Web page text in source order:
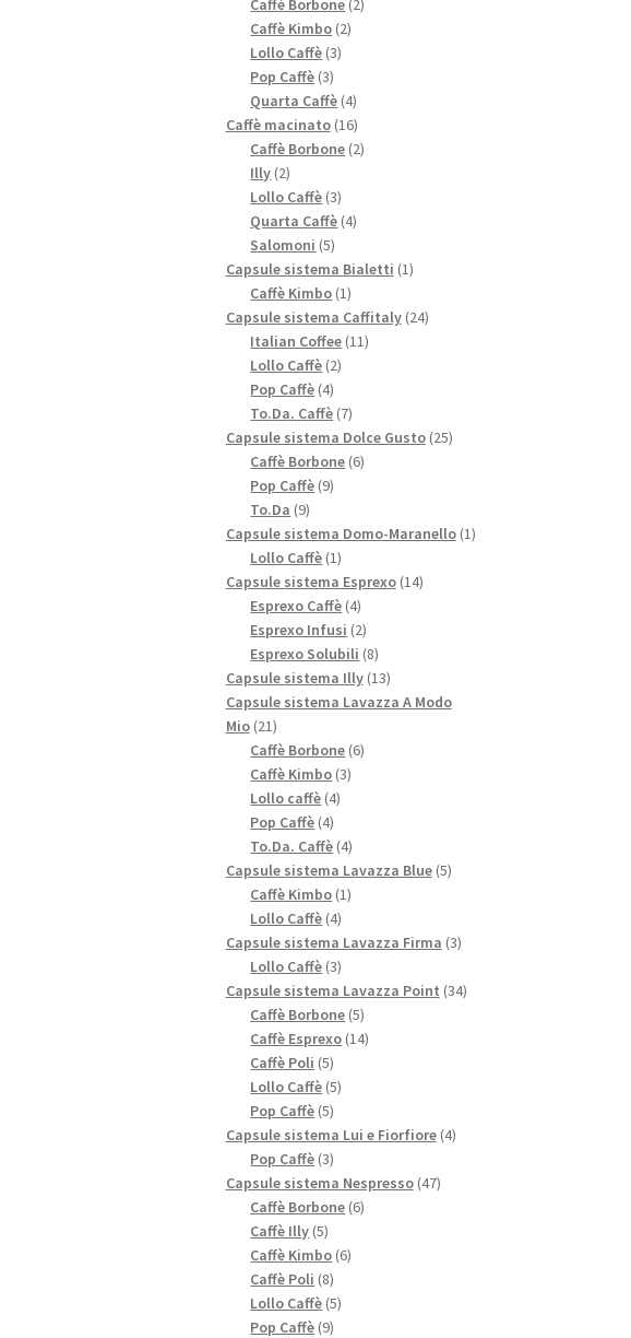
Caffè Borbone 2
Caffè Kimbo 22
Lollo Caffè 33
Pop Caffè 33
prodotti
Quarta Caffè 44
prodotti
Caffè macinato 1616
prodotti
Caffè Borbone 22
Illy 22
prodotti
Lollo Caffè 33
prodotti
Quarta Caffè 44
Salomoni 55
prodotti
Capsule sistema Bialetti 11
Caffè Kimbo 11
prodotto
Capsule sistema Caffitaly 2424
Italian Coffee 1111
Lollo Caffè 22
Pop Caffè 44
prodotti
To.Da. Caffè 77
prodotti
Capsule sistema Dolce Gusto 2525
Caffè Borbone 66
Pop Caffè 99
To.Da 99
prodotti
Capsule sistema Domo-Maranello 11
Lollo Caffè 11
prodotto
Capsule sistema Esprexo 1414
Esprexo Caffè 44
prodotti
Esprexo Infusi 22
prodotti
Esprexo Solubili 88
prodotti
Capsule sistema Illy 1313
prodotti
Capsule sistema Lavazza A Modo
Mio 2121
prodotti
Caffè Borbone 66
Caffè Kimbo 33
Lollo caffè 44
Pop Caffè 44
prodotti
To.Da. Caffè 44
prodotti
Capsule sistema Lavazza Blue 55
Caffè Kimbo 11
Lollo Caffè 44
prodotti
Capsule sistema Lavazza Firma 33
Lollo Caffè 33
prodotti
Capsule sistema Lavazza Point 3434
Caffè Borbone 55
prodotti
Caffè Esprexo 1414
Caffè Poli 55
prodotti
Lollo Caffè 55
Pop Caffè 55
prodotti
Capsule sistema Lui e Fiorfiore 44
Pop Caffè 33
prodotti
Capsule sistema Nespresso 4747
Caffè Borbone 66
Caffè Illy 55
prodotti
Caffè Kimbo 66
Caffè Poli 88
prodotti
Lollo Caffè 55
Pop Caffè 99